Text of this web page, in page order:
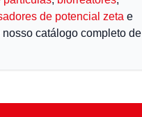
de potencial zeta e
nosso catálogo completo de